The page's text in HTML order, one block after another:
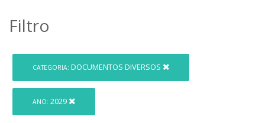
Filtro
CATEGORIA: DOCUMENTOS DIVERSOS
ANO: 2029